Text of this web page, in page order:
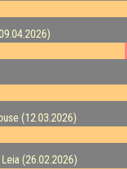
(12.03.2026)
(26.02.2026)